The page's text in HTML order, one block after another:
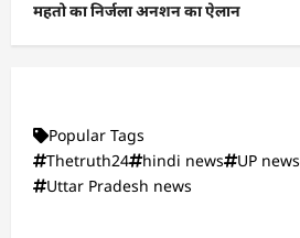
महतो का निर्जला अनशन का ऐलान
Popular Tags
Thetruth24
hindi news UP news
Uttar Pradesh news